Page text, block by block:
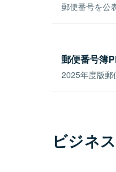
郵便番号を公
郵便番号簿
2025年度版郵
ビジネ